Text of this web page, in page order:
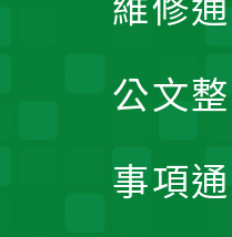
維修
公文
事項